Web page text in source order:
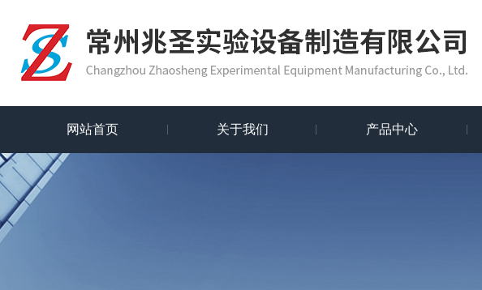
网站首页 关于我们 产品中心